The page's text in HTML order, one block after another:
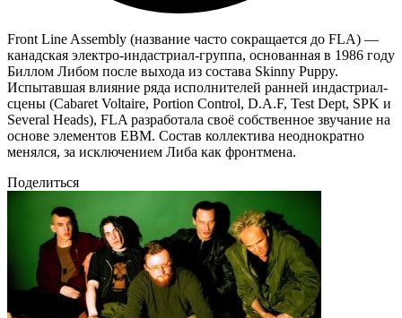
Front Line Assembly (название часто сокращается до FLA) —
канадская электро-индастриал-группа, основанная в 1986 году
Биллом Либом после выхода из состава Skinny Puppy.
Испытавшая влияние ряда исполнителей ранней индастриал-
сцены (Cabaret Voltaire, Portion Control, D.A.F, Test Dept, SPK и
Several Heads), FLA разработала своё собственное звучание на
основе элементов EBM. Состав коллектива неоднократно
менялся, за исключением Либа как фронтмена.
Поделиться